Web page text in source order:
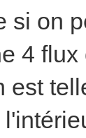
si on
4
est